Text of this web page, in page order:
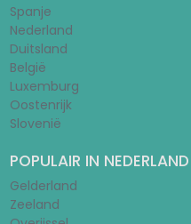
Spanje
Nederland
Duitsland
België
Luxemburg
Oostenrijk
Slovenië
POPULAIR IN NEDERLAND
Gelderland
Zeeland